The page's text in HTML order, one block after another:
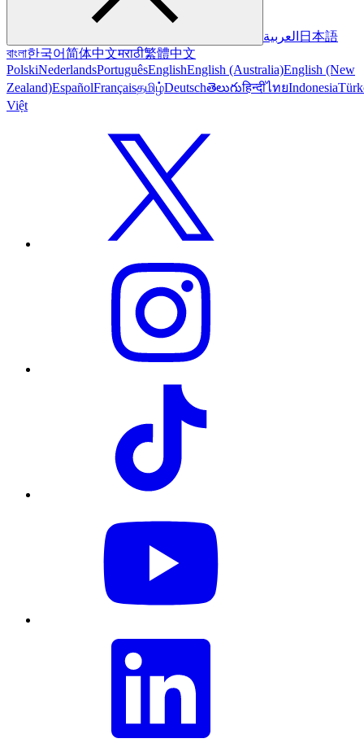
العربية 日本語
বাংলা한국어简体中文मराठी繁體中文
PolskiNederlandsPortuguêsEnglishEnglish (Australia)English (New
Zealand)EspañolFrançaisதமிழ்Deutschతెలుగుहिन्दीไทยIndonesia
Việt